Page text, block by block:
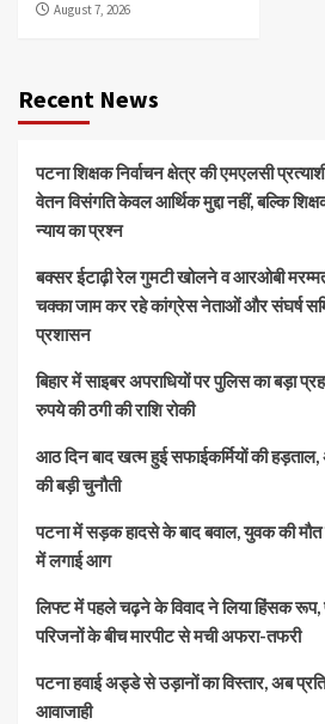
August 7, 2026
Recent News
पटना शिक्षक निर्वाचन क्षेत्र की एमएलसी
वेतन विसंगति केवल आर्थिक मुद्दा नहीं, बल्कि
न्याय का प्रश्न
बक्सर ईटाढ़ी रेल गुमटी खोलने व आरओबी
चक्का जाम कर रहे कांग्रेस नेताओं और संघर्ष
प्रशासन
बिहार में साइबर अपराधियों पर पुलिस का बड़ा
रुपये की ठगी की राशि रोकी
आठ दिन बाद खत्म हुई सफाईकर्मियों की
की बड़ी चुनौती
पटना में सड़क हादसे के बाद बवाल, युवक की
में लगाई आग
लिफ्ट में पहले चढ़ने के विवाद ने लिया हिंसक रूप,
परिजनों के बीच मारपीट से मची अफरा-तफरी
पटना हवाई अड्डे से उड़ानों का विस्तार, अब
आवाजाही